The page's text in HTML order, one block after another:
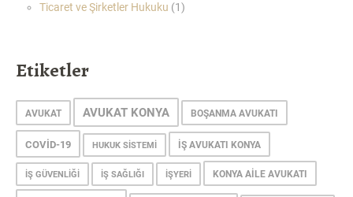
Ticaret ve Şirketler Hukuku (1)
Etiketler
AVUKAT AVUKAT KONYA BOŞANMA AVUKATI
COVID-19 HUKUK SISTEMI IŞ AVUKATI KONYA
IŞ GÜVENLIĞI IŞ SAĞLIĞI IŞYERI KONYA AILE AVUKATI